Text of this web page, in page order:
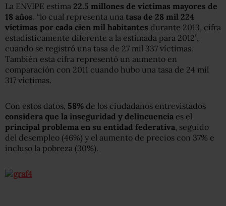
La ENVIPE estima 22.5 millones de víctimas mayores de
18 años , “lo cual representa una tasa de 28 mil 224
víctimas por cada cien mil habitantes durante 2013, cifra
estadísticamente diferente a la estimada para 2012”,
cuando se registró una tasa de 27 mil 337 víctimas.
También esta cifra representó un aumento en
comparación con 2011 cuando hubo una tasa de 24 mil
317 víctimas.
Con estos datos, 58% de los ciudadanos entrevistados
considera que la inseguridad y delincuencia es el
principal problema en su entidad federativa , seguido
del desempleo (46%) y el aumento de precios con 37% e
incluso la pobreza (30%).